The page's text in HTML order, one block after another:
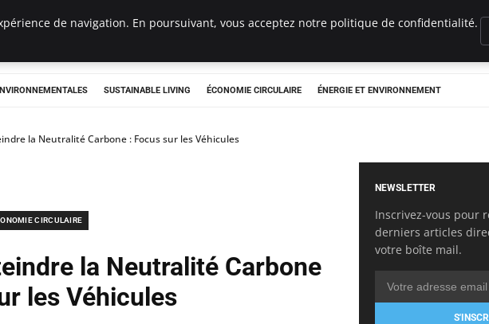
SUSTAINABLE LIVING ÉCONOMIE CIRCULAIRE ÉNERGIE ET ENVIRONNEMENT
la Neutralité Carbone : Focus sur les Véhicules
CIRCULAIRE
la Neutralité Carbone
les Véhicules
NEWSLETTER
Inscrivez-vous pour
derniers articles
votre boîte mail.
de navigation. En poursuivant, vous acceptez notre politique de confidentialité.